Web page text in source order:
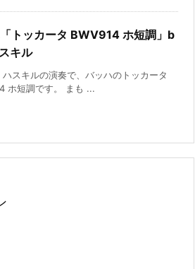
トッカータ BWV914 ホ短調」b
キル
ハスキルの演奏で、バッハのトッカータ
ホ短調です。 まも ...